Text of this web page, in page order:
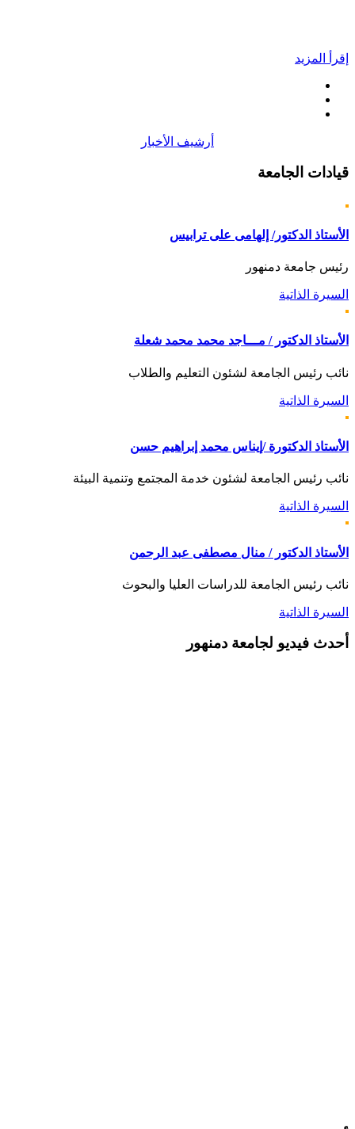
إقرأ المزيد
أرشيف الأخبار
قيادات الجامعة
الأستاذ الدكتور/ إلهامى على ترابيس
رئيس جامعة دمنهور
السيرة الذاتية
الأستاذ الدكتور / مـــاجد محمد محمد شعلة
نائب رئيس الجامعة لشئون التعليم والطلاب
السيرة الذاتية
الأستاذ الدكتورة /إيناس محمد إبراهيم حسن
نائب رئيس الجامعة لشئون خدمة المجتمع وتنمية البيئة
السيرة الذاتية
الأستاذ الدكتور / منال مصطفى عبد الرحمن
نائب رئيس الجامعة للدراسات العليا والبحوث
السيرة الذاتية
أحدث فيديو لجامعة دمنهور